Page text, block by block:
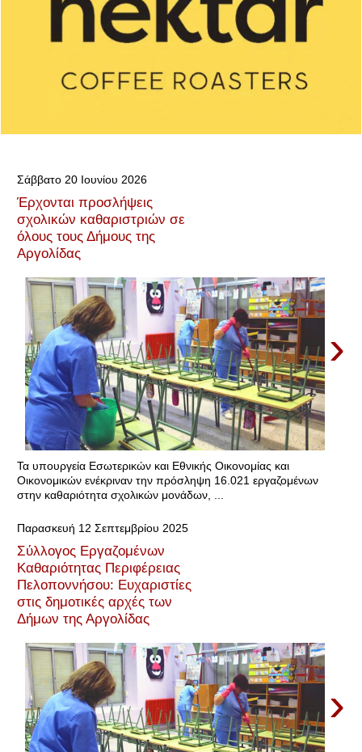
Σάββατο 20 Ιουνίου 2026
Έρχονται προσλήψεις
σχολικών καθαριστριών σε
όλους τους Δήμους της
Αργολίδας
›
Τα υπουργεία Εσωτερικών και Εθνικής Οικονομίας και
Οικονομικών ενέκριναν την πρόσληψη 16.021 εργαζομένων
στην καθαριότητα σχολικών μονάδων, ...
Παρασκευή 12 Σεπτεμβρίου 2025
Σύλλογος Εργαζομένων
Καθαριότητας Περιφέρειας
Πελοποννήσου: Ευχαριστίες
στις δημοτικές αρχές των
Δήμων της Αργολίδας
›